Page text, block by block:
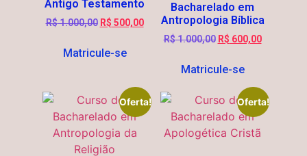
Antigo Testamento
R$1.000,00 R$ 500,00
Matricule-se
Bacharelado em
Antropologia Bíblica
R$1.000,00 R$ 600,00
Matricule-se
Oferta! Oferta!